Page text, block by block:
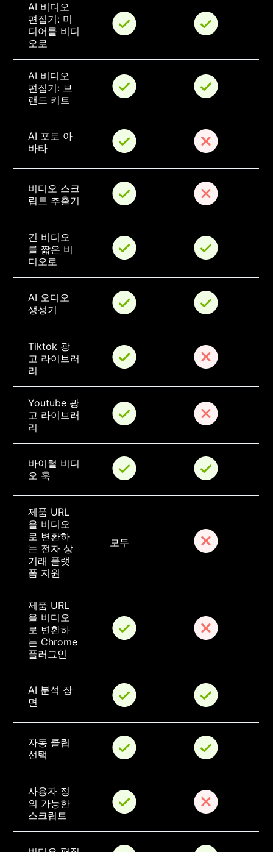
AI 비디오
편집기: 미
디어를 비디
오로
AI 비디오
편집기: 브
랜드 키트
AI 포토 아
바타
비디오 스크
립트 추출기
긴 비디오
를 짧은 비
디오로
AI 오디오
생성기
Tiktok 광
고 라이브러
리
Youtube 광
고 라이브러
리
바이럴 비디
오 훅
제품 URL
을 비디오
로 변환하
는 전자 상
거래 플랫
폼 지원
모두
제품 URL
을 비디오
로 변환하
는 Chrome
플러그인
AI 분석 장
면
자동 클립
선택
사용자 정
의 가능한
스크립트